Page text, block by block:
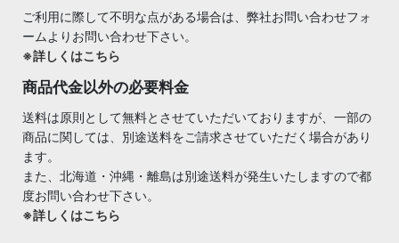
ご利用に際して不明な点がある場合は、弊社お問い合わせフォ
ームよりお問い合わせ下さい。
※詳しくはこちら
商品代金以外の必要料金
送料は原則として無料とさせていただいておりますが、一部の
商品に関しては、別途送料をご請求させていただく場合があり
ます。
また、北海道・沖縄・離島は別途送料が発生いたしますので都
度お問い合わせ下さい。
※詳しくはこちら